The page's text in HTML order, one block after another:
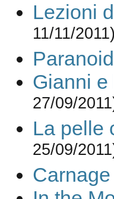
Lezioni
11/11/2011)
Gianni e
27/09/
La pelle
25/09/
Carnage